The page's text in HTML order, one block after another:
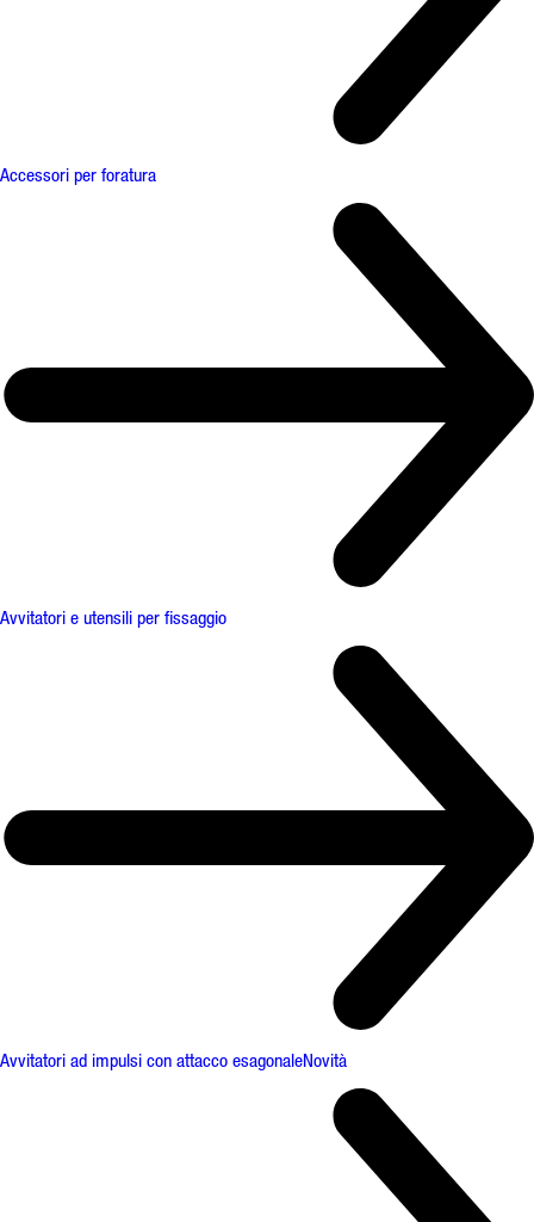
Accessori per foratura
Avvitatori e utensili per fissaggio
Avvitatori ad impulsi con attacco esagonaleNovità